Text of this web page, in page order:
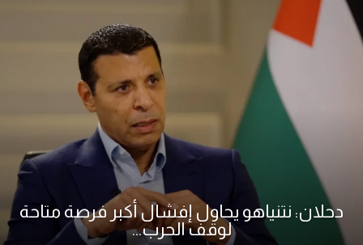
دحلان: نتنياهو يحاول إفشال أكبر فرصة متاحة
لوقف الحرب...